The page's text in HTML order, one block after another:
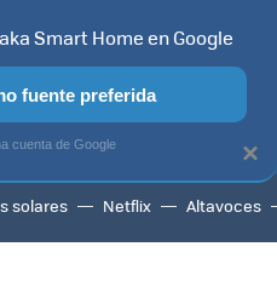
TV SELECCIÓN
solares Netflix Altavoces
×
Smart Home en Google
fuente preferida
cuenta de Google